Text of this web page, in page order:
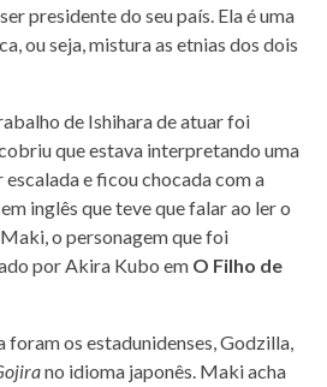
presidente do seu país. Ela é uma
ou seja, mistura as etnias dos dois
de Ishihara de atuar foi
que estava interpretando uma
e ficou chocada com a
inglês que teve que falar ao ler o
o personagem que foi
por Akira Kubo em O Filho de
os estadunidenses, Godzilla,
no idioma japonês. Maki acha